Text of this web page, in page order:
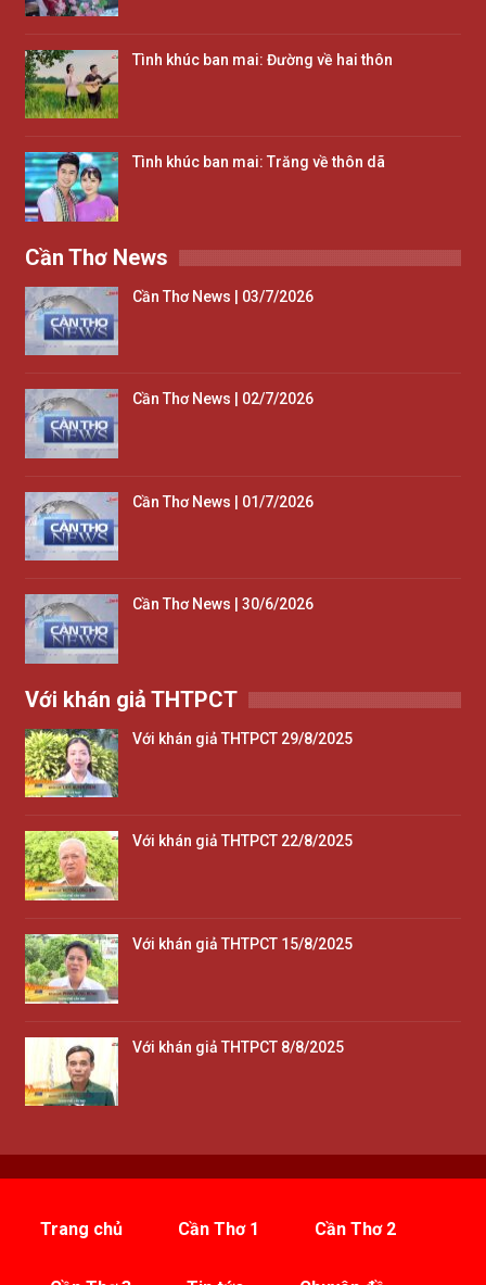
Tình khúc ban mai: Đường về hai thôn
Tình khúc ban mai: Trăng về thôn dã
Cần Thơ News
Cần Thơ News | 03/7/2026
Cần Thơ News | 02/7/2026
Cần Thơ News | 01/7/2026
Cần Thơ News | 30/6/2026
Với khán giả THTPCT
Với khán giả THTPCT 29/8/2025
Với khán giả THTPCT 22/8/2025
Với khán giả THTPCT 15/8/2025
Với khán giả THTPCT 8/8/2025
Trang chủ Cần Thơ 1 Cần Thơ 2